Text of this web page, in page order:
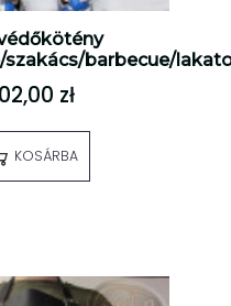
szakács/barbecue/
zł
KOSÁRBA